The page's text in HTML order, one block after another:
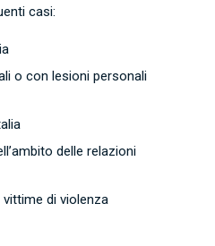
casi:
o con lesioni personali
delle relazioni
di violenza